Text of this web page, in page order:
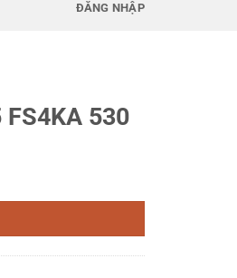
ĐĂNG NHẬP
530